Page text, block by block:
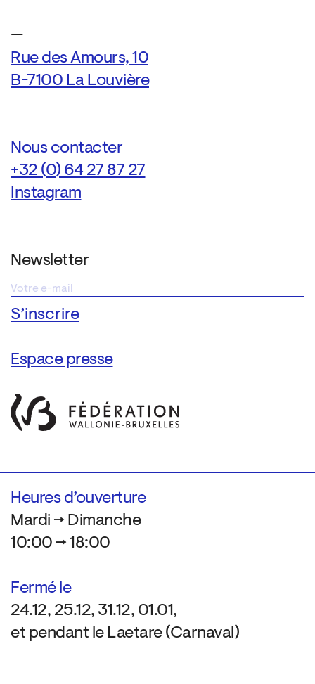
—
Rue des Amours, 10
B-7100 La Louvière
Nous contacter
+32 (0) 64 27 87 27
Instagram
Newsletter
Espace presse
Heures d’ouverture
Mardi → Dimanche
10:00 → 18:00
Fermé le
24.12, 25.12, 31.12, 01.01,
et pendant le Laetare (Carnaval)